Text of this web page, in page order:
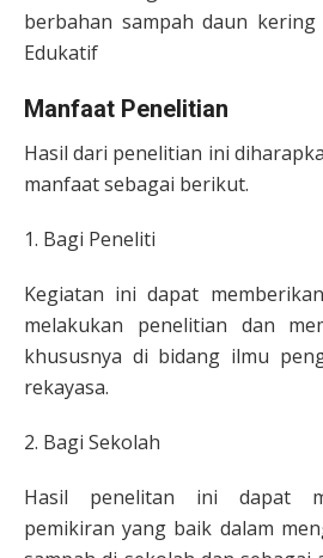
berbahan sampah daun kering
Edukatif
Manfaat Penelitian
Hasil dari penelitian ini
manfaat sebagai berikut.
1. Bagi Peneliti
Kegiatan ini dapat
melakukan penelitian dan
khususnya di bidang ilmu
rekayasa.
2. Bagi Sekolah
Hasil penelitan ini dapat
pemikiran yang baik dalam